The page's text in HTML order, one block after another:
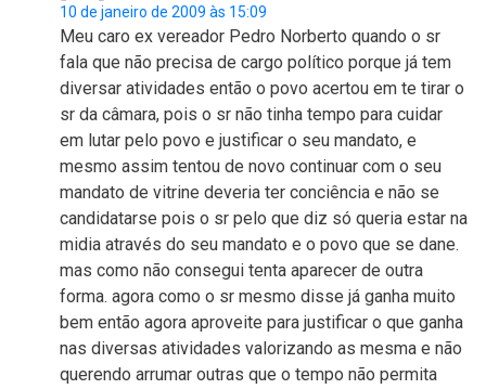
10 de janeiro de 2009 às 15:09
Meu caro ex vereador Pedro Norberto quando o sr
fala que não precisa de cargo político porque já tem
diversar atividades então o povo acertou em te tirar o
sr da câmara, pois o sr não tinha tempo para cuidar
em lutar pelo povo e justificar o seu mandato, e
mesmo assim tentou de novo continuar com o seu
mandato de vitrine deveria ter conciência e não se
candidatarse pois o sr pelo que diz só queria estar na
midia através do seu mandato e o povo que se dane.
mas como não consegui tenta aparecer de outra
forma. agora como o sr mesmo disse já ganha muito
bem então agora aproveite para justificar o que ganha
nas diversas atividades valorizando as mesma e não
querendo arrumar outras que o tempo não permita